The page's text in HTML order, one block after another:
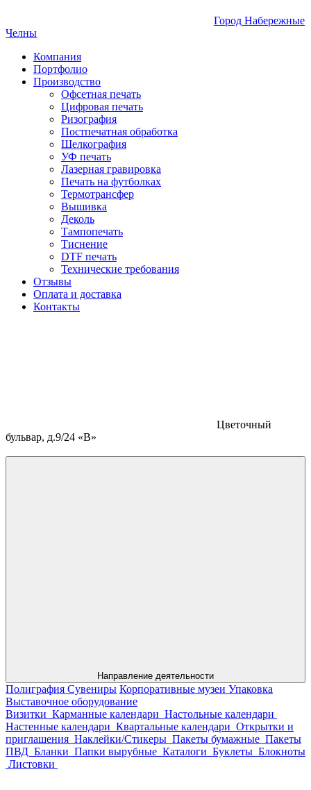
Город Набережные
Челны
Компания
Портфолио
Производство
Офсетная печать
Цифровая печать
Ризография
Постпечатная обработка
Шелкография
УФ печать
Лазерная гравировка
Печать на футболках
Термотрансфер
Вышивка
Деколь
Тампопечать
Тиснение
DTF печать
Технические требования
Отзывы
Оплата и доставка
Контакты
Цветочный
бульвар, д.9/24 «В»
Направление деятельности
Полиграфия Сувениры Корпоративные музеи Упаковка
Выставочное оборудование
Визитки Карманные календари Настольные календари
Настенные календари Квартальные календари Открытки и
приглашения Наклейки/Стикеры Пакеты бумажные Пакеты
ПВД Бланки Папки вырубные Каталоги Буклеты Блокноты
Листовки